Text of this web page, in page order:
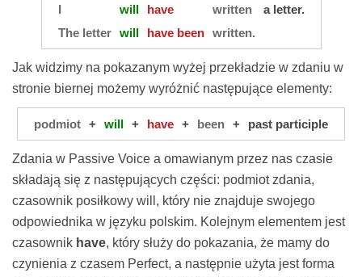
I will have written
a letter.
The letter
will have been written.
Jak widzimy na pokazanym wyżej przekładzie w zdaniu w
stronie biernej możemy wyróżnić następujące elementy:
podmiot + will + have + been + past participle
Zdania w Passive Voice a omawianym przez nas czasie
składają się z następujących części: podmiot zdania,
czasownik posiłkowy will, który nie znajduje swojego
odpowiednika w języku polskim. Kolejnym elementem jest
czasownik have, który służy do pokazania, że mamy do
czynienia z czasem Perfect, a następnie użyta jest forma